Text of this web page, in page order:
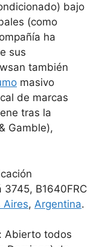
bajo
(como
ha
sus
también
masivo
de marcas
tras la
Gamble),
B1640FRC
Aires, Argentina.
Abierto todos